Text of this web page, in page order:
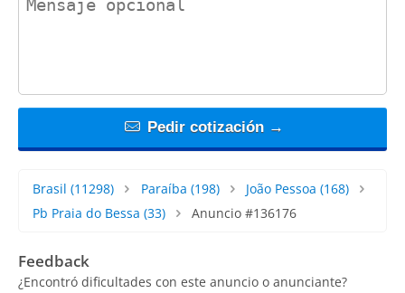
Pedir cotización →
Brasil (11298) Paraíba (198) João Pessoa (168)
Pb Praia do Bessa (33) Anuncio #136176
Feedback
¿Encontró dificultades con este anuncio o anunciante?